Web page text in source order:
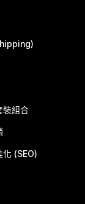
裝組合
化 (SEO)